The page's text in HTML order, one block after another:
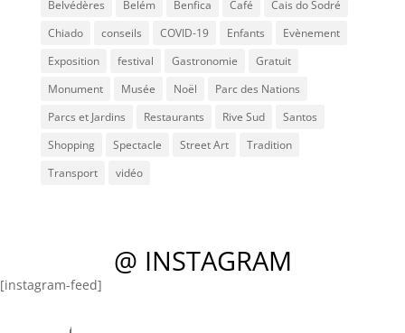
Belvédères
Belém Benfica Café
Cais do Sodré
Chiado
conseils COVID-19 Enfants
Evènement
Exposition
festival Gastronomie
Gratuit
Monument
Musée Noël
Parc des Nations
Parcs et Jardins
Restaurants Rive Sud
Santos
Shopping
Spectacle Street Art
Tradition
Transport
vidéo
@ INSTAGRAM
[instagram-feed]